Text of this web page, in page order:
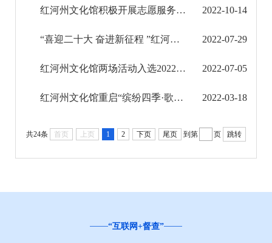
图书馆馆务信息公开
文化馆馆务信息公开
活动报道
红河州文化馆积极开展志愿服务活动 助推全州群众文化高质量发展 2022-10-14
“喜迎二十大 奋进新征程 ”红河州文化馆“缤纷四季 歌舞红河”（夏季篇）合唱音乐会直播预告 2022-07-29
红河州文化馆两场活动入选2022年第三季度国家公共文化云网络直录播计划 2022-07-05
红河州文化馆重启“缤纷四季·歌舞红河”红河州社区群众艺术团优秀节目展演 2022-03-18
共24条 首页 上页 1 2 下页 尾页 到第 页 跳转
“互联网+督查”